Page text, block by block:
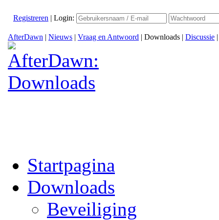
Registreren | Login:
AfterDawn | Nieuws | Vraag en Antwoord | Downloads | Discussie
Startpagina
Downloads
Beveiliging